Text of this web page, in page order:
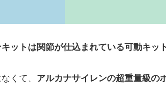
ットは関節が仕込まれている可動キッ
くて、 アルカナサイレンの超重量級の